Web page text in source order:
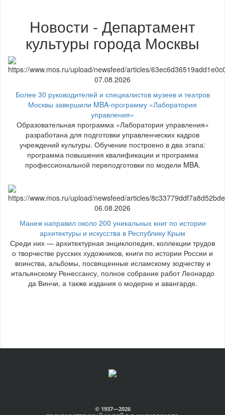
Новости - Департамент
культуры города Москвы
07.08.2026
Более 30 руководителей и специалистов музеев и театров
Москвы завершили MBA-программу «Лаборатория
управления»
Образовательная программа «Лаборатория управления»
разработана для подготовки управленческих кадров
учреждений культуры. Обучение построено в два этапа:
программа повышения квалификации и программа
профессиональной переподготовки по модели MBA.
06.08.2026
Манеж направил около 200 уникальных книг по истории
архитектуры и искусства в Республику Крым
Среди них — архитектурная энциклопедия, коллекции трудов
о творчестве русских художников, книги по истории России и
воинства, альбомы, посвященные исламскому зодчеству и
итальянскому Ренессансу, полное собрание работ Леонардо
да Винчи, а также издания о модерне и авангарде.
© 1937—2026